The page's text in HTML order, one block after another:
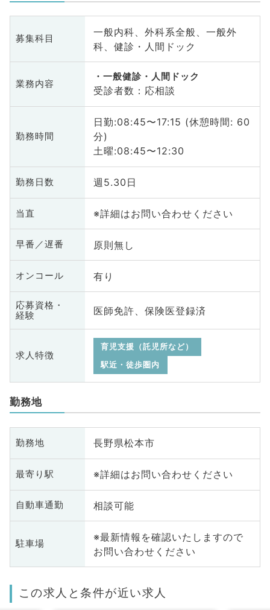
募集科目
一般内科、外科系全般、一般外
科、健診・人間ドック
業務内容
一般健診・人間ドック
受診者数：応相談
勤務時間
日勤:08:45〜17:15 (休憩時間: 60
分)
土曜:08:45〜12:30
勤務日数 週5.30日
当直 ※詳細はお問い合わせください
早番／遅番 原則無し
オンコール 有り
応募資格・
経験
医師免許、保険医登録済
求人特徴
育児支援（託児所など）
駅近・徒歩圏内
勤務地
勤務地 長野県松本市
最寄り駅 ※詳細はお問い合わせください
自動車通勤 相談可能
駐車場
※最新情報を確認いたしますので
お問い合わせください
この求人と条件が近い求人